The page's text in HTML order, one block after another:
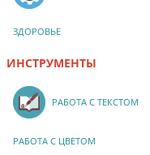
ЗДОРОВЬЕ
ИНСТРУМЕНТЫ
РАБОТА С ТЕКСТОМ
РАБОТА С ЦВЕТОМ